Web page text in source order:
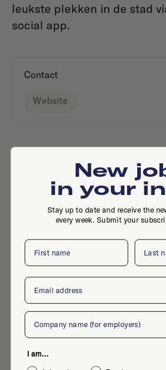
leukste plekken in de stad
social app.
Contact
Website
Active jobs
Is this your company
Similar companies
New
in your
Stay up to date and receive the
every week. Submit your
First name Last
Email
Company
I am...